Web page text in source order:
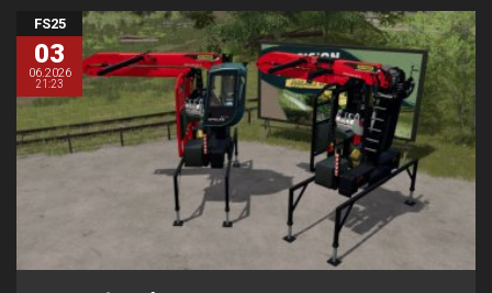
FS25
03
06.2026
21:23